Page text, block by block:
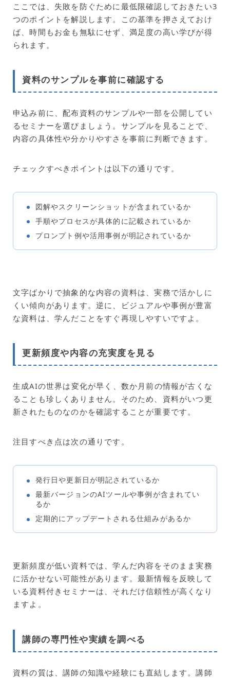
ここでは、失敗を防ぐために最低限確認しておきたい3
つのポイントを解説します。この基準を押さえておけ
ば、時間もお金も無駄にせず、満足度の高い学びが得
られます。
資料のサンプルを事前に確認する
申込み前に、配布資料のサンプルや一部を公開してい
るセミナーを選びましょう。サンプルを見ることで、
内容の具体性や分かりやすさを事前に判断できます。
チェックすべきポイントは以下の通りです。
図解やスクリーンショットが含まれているか
手順やプロセスが具体的に記載されているか
プロンプト例や活用事例が明記されているか
文字ばかりで抽象的な内容の資料は、実務で活かしに
くい傾向があります。逆に、ビジュアルや事例が豊富
な資料は、学んだことをすぐ再現しやすいですよ。
更新頻度や内容の充実度を見る
生成AIの世界は変化が早く、数か月前の情報が古くな
ることも珍しくありません。そのため、資料がいつ更
新されたものなのかを確認することが重要です。
注目すべき点は次の通りです。
発行日や更新日が明記されているか
最新バージョンのAIツールや事例が含まれてい
るか
定期的にアップデートされる仕組みがあるか
更新頻度が低い資料では、学んだ内容をそのまま実務
に活かせない可能性があります。最新情報を反映して
いる資料付きセミナーは、それだけ信頼性が高くなり
ますよ。
講師の専門性や実績を調べる
資料の質は、講師の知識や経験にも直結します。講師